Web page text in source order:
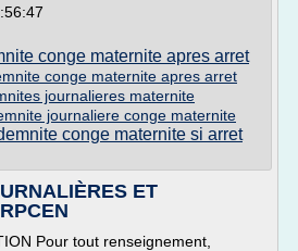
conge maternite apres arret
conge maternite apres arret
journalieres maternite
journaliere conge maternite
conge maternite si arret
ET
Pour tout renseignement,